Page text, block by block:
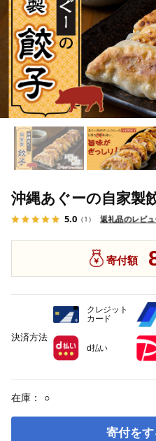
沖縄あぐーの自家製
5.0 （1） 返礼品のレビ
寄付額
在庫： ○
寄付をす
決済方法
クレジット
カード
d払い